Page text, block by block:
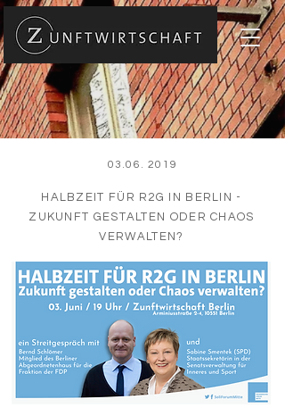
03.06. 2019
HALBZEIT FÜR R2G IN BERLIN -
ZUKUNFT GESTALTEN ODER CHAOS
VERWALTEN?